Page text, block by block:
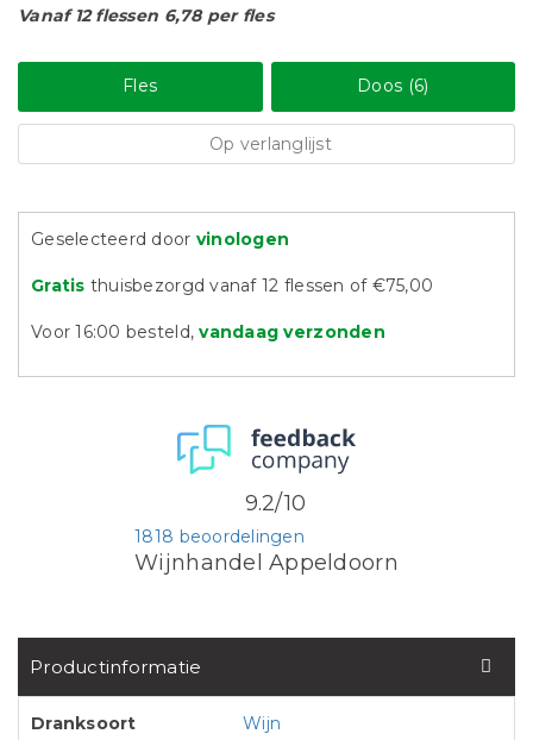
Vanaf 12 flessen 6,78 per fles
Fles Doos (6)
Op verlanglijst
Geselecteerd door vinologen
Gratis thuisbezorgd vanaf 12 flessen of €75,00
Voor 16:00 besteld,vandaag verzonden
Wijnhandel Appeldoorn
1818 beoordelingen
9.2/10
Productinformatie
Dranksoort
Wijn